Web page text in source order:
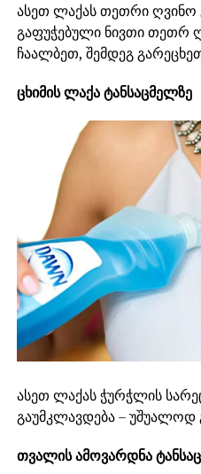
ასეთ ლაქას თეთრი ღვინო
გაფუჭებული ნივთი თეთრ
ჩაალბეთ, შემდეგ
ცხიმის ლაქა ტანსაცმელზე
ასეთ ლაქას ჭურჭლის
გაუმკლავდება – უშუალოდ
თვალის ამოვარდნა